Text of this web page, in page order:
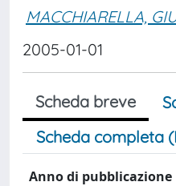
MACCHIARELLA,
2005-01-01
Scheda breve
Scheda completa
Anno di pubblicazione